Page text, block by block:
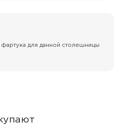
для данной столешницы